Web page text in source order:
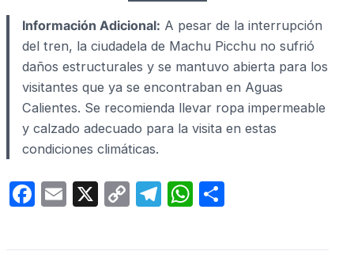
Información Adicional: A pesar de la interrupción
del tren, la ciudadela de Machu Picchu no sufrió
daños estructurales y se mantuvo abierta para los
visitantes que ya se encontraban en Aguas
Calientes. Se recomienda llevar ropa impermeable
y calzado adecuado para la visita en estas
condiciones climáticas.
F
c
E
ail
X
C
p
T
e
W
at m